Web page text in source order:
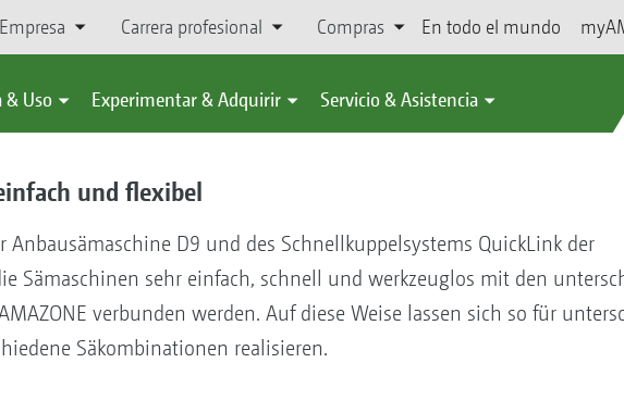
Empresa Carrera profesional Compras En todo el mundo
& Uso Experimentar & Adquirir Servicio & Asistencia
und flexibel
Anbausämaschine D9 und des Schnellkuppelsystems QuickLink der
Sämaschinen sehr einfach, schnell und werkzeuglos mit den
verbunden werden. Auf diese Weise lassen sich so für
Säkombinationen realisieren.